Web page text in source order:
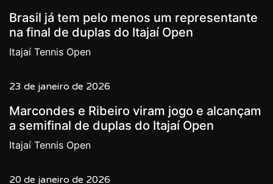
Brasil já tem pelo menos um representante
na final de duplas do Itajaí Open
Itajaí Tennis Open
23 de janeiro de 2026
Marcondes e Ribeiro viram jogo e alcançam
a semifinal de duplas do Itajaí Open
Itajaí Tennis Open
20 de janeiro de 2026